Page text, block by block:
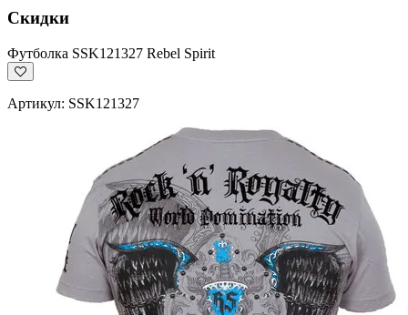
Скидки
Футболка SSK121327 Rebel Spirit
Артикул: SSK121327